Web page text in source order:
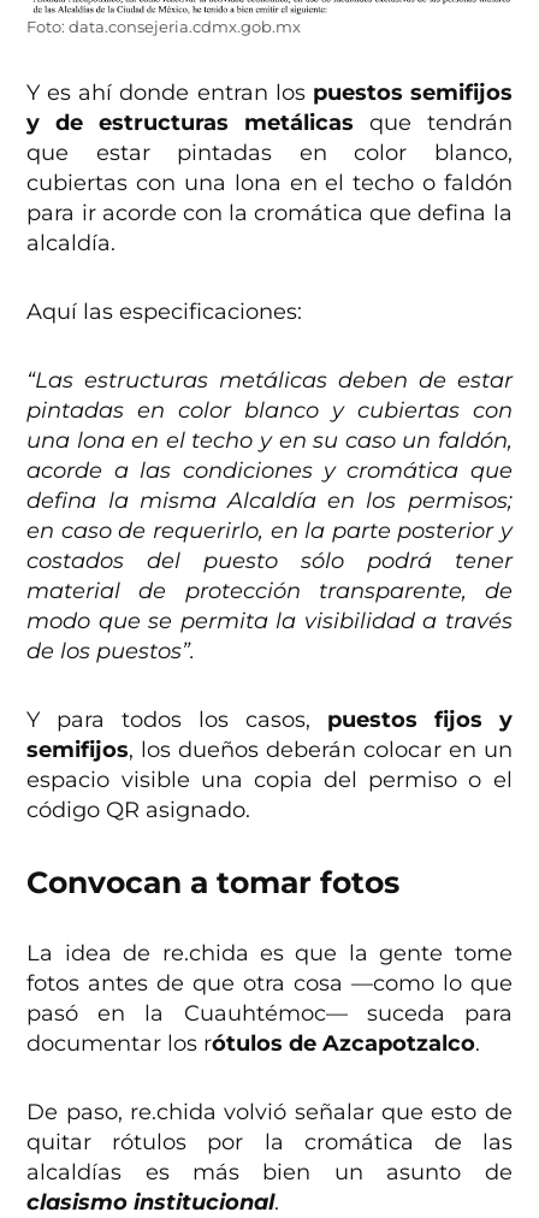
Foto: data.consejeria.cdmx.gob.mx
Y es ahí donde entran los puestos semifijos
y de estructuras metálicas que tendrán
que estar pintadas en color blanco,
cubiertas con una lona en el techo o faldón
para ir acorde con la cromática que defina la
alcaldía.
Aquí las especificaciones:
“Las estructuras metálicas deben de estar
pintadas en color blanco y cubiertas con
una lona en el techo y en su caso un faldón,
acorde a las condiciones y cromática que
defina la misma Alcaldía en los permisos;
en caso de requerirlo, en la parte posterior y
costados del puesto sólo podrá tener
material de protección transparente, de
modo que se permita la visibilidad a través
de los puestos”.
Y para todos los casos, puestos fijos y
semifijos, los dueños deberán colocar en un
espacio visible una copia del permiso o el
código QR asignado.
Convocan a tomar fotos
La idea de re.chida es que la gente tome
fotos antes de que otra cosa —como lo que
pasó en la Cuauhtémoc— suceda para
documentar los rótulos de Azcapotzalco.
De paso, re.chida volvió señalar que esto de
quitar rótulos por la cromática de las
alcaldías es más bien un asunto de
clasismo institucional.